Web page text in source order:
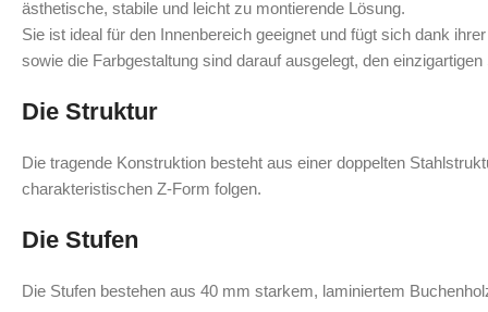
ästhetische, stabile und leicht zu montierende Lösung.
Sie ist ideal für den Innenbereich geeignet und fügt sich dank
sowie die Farbgestaltung sind darauf ausgelegt, den
Die Struktur
Die tragende Konstruktion besteht aus einer doppelten
charakteristischen Z‑Form folgen.
Die Stufen
Die Stufen bestehen aus 40 mm starkem, laminiertem